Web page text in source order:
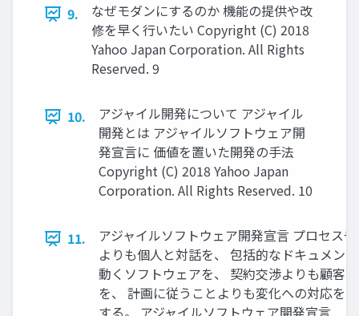
9.
なぜモダンにするのか 機能の提供や改
修を早く行いたい Copyright (C) 2018
Yahoo Japan Corporation. All Rights
Reserved. 9
10.
アジャイル開発について アジャイル
開発とは アジャイルソフトウェア開
発宣言に 価値を置いた開発の手法
Copyright (C) 2018 Yahoo Japan
Corporation. All Rights Reserved. 10
11.
アジャイルソフトウェア開発宣言 プロセス
よりも個人と対話を、 包括的なドキュメン
動くソフトウェアを、 契約交渉よりも顧客
を、 計画に従うことよりも変化への対応を